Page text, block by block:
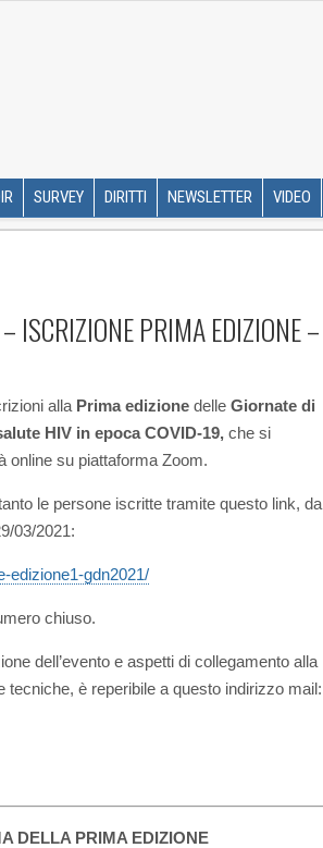
SKIP TO CONTENT
SURVEY DIRITTI NEWSLETTER VIDEO
ISCRIZIONE PRIMA EDIZIONE –
alla Prima edizione delle Giornate di
HIV in epoca COVID-19, che si
online su piattaforma Zoom.
le persone iscritte tramite questo link, da
03/2021:
edizione1-gdn2021/
chiuso.
dell’evento e aspetti di collegamento alla
tecniche, è reperibile a questo indirizzo mail:
DELLA PRIMA EDIZIONE